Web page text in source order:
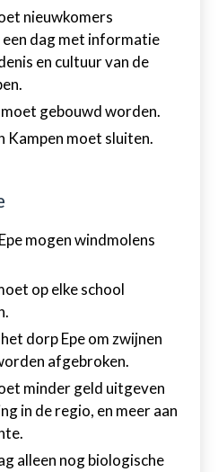
nieuwkomers
dag met informatie
en cultuur van de
gebouwd worden.
Kampen moet sluiten.
mogen windmolens
op elke school
dorp Epe om zwijnen
afgebroken.
minder geld uitgeven
in de regio, en meer aan
alleen nog biologische